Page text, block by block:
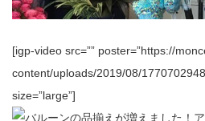
[igp-video src=”” poster=”https://
content/uploads/2019/08/
size=”large”]